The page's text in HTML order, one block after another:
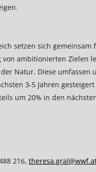
setzen sich
ambitionierten Zielen
Natur. Diese umfassen
3-5 Jahren
um 20% in den
216,